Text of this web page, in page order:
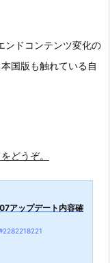
ンドコンテンツ変化の
国版も触れている自
どうぞ。
アップデート内容確